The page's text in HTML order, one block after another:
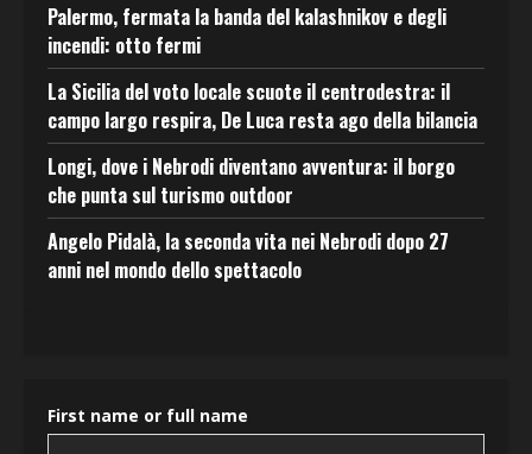
Palermo, fermata la banda del kalashnikov e degli
incendi: otto fermi
La Sicilia del voto locale scuote il centrodestra: il
campo largo respira, De Luca resta ago della bilancia
Longi, dove i Nebrodi diventano avventura: il borgo
che punta sul turismo outdoor
Angelo Pidalà, la seconda vita nei Nebrodi dopo 27
anni nel mondo dello spettacolo
First name or full name